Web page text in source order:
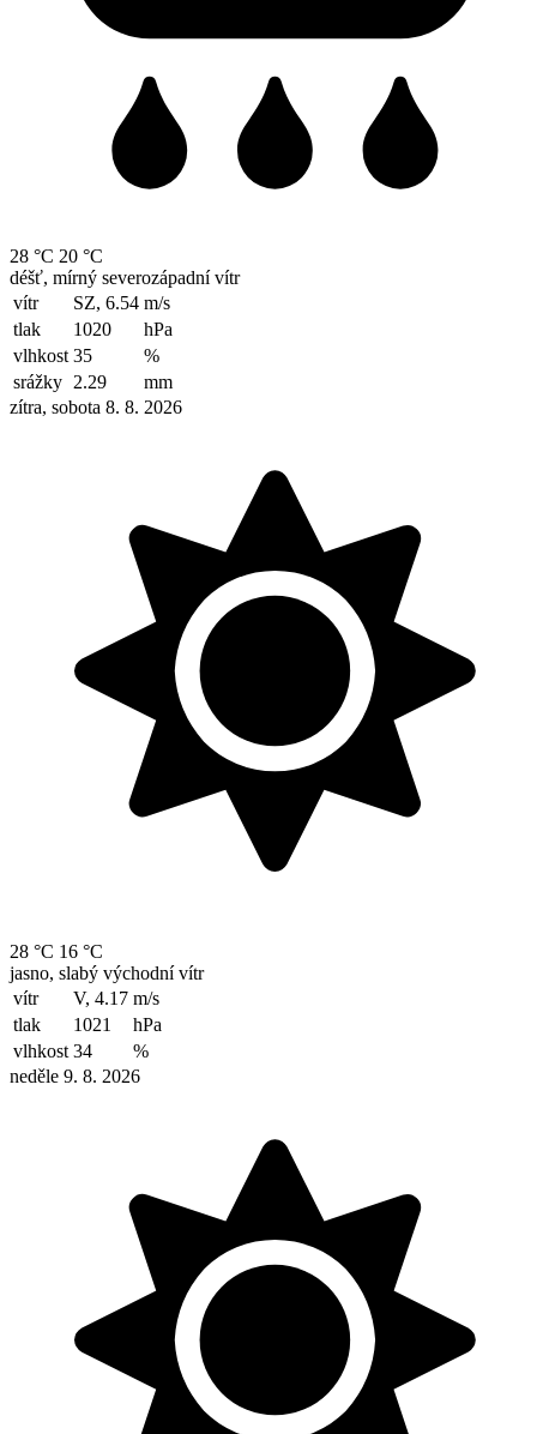
28 °C 20 °C
déšť, mírný severozápadní vítr
vítr
SZ, 6.54 m/s
tlak
1020
hPa
vlhkost 35
%
srážky 2.29
mm
zítra, sobota 8. 8. 2026
28 °C 16 °C
jasno, slabý východní vítr
vítr
V, 4.17 m/s
tlak
1021
hPa
vlhkost 34
%
neděle 9. 8. 2026